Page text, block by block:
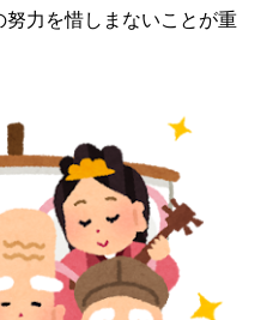
力を惜しまないことが重